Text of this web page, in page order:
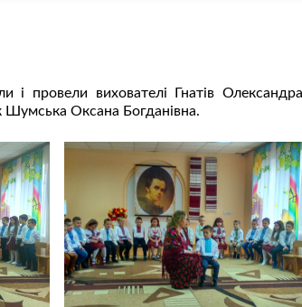
і провели вихователі Гнатів Олександра
Шумська Оксана Богданівна.